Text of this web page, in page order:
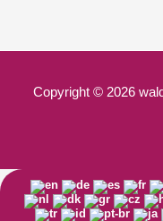
Copyright © 2026